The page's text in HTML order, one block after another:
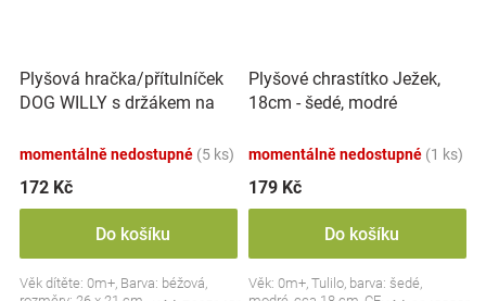
Plyšová hračka/přítulníček
DOG WILLY s držákem na
momentálně nedostupné (5 ks)
172 Kč
Do košíku
Věk dítěte: 0m+, Barva: béžová,
Plyšové chrastítko Ježek,
18cm - šedé, modré
momentálně nedostupné (1 ks)
179 Kč
Do košíku
Věk: 0m+, Tulilo, barva: šedé,